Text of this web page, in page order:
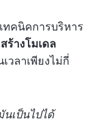
ทคนิคการบริหาร
สร้างโมเดล
วลาเพียงไม่กี่
นเป็นไปได้